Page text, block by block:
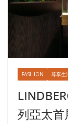
FASHION 尊享生
列亞太